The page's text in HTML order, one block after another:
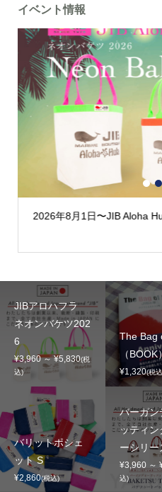
イベント情報
2026年8月1日〜JIB Aloha
1 2
JIBアロハフラ
ネオンバケツ202
6
¥3,960 ～ ¥5,830(税
込)
The Bag
（BOOK
¥1,320(税
バリットポシェ
ット S
¥2,860(税込)
バーガン
ッティン
ーシリー
¥3,960 ～
込)